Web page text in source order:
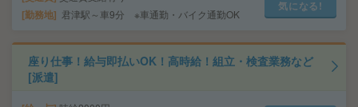
勤務地 君津駅～車9分 ※車通勤・バイク通勤OK
気になる!
座り仕事！給与即払いOK！高時給！組立・検査業務など
[派遣]